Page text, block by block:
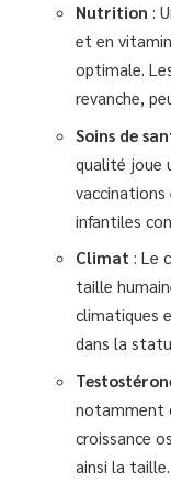
Nutrition :
et en
optimale.
revanche,
Soins de
qualité joue
infantiles
Climat : Le
taille
climatiques
dans la
notamment
croissance
ainsi la taille.